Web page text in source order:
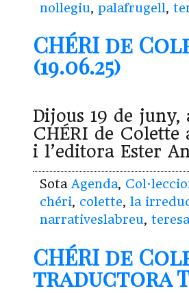
nollegiu, palafrugell,
CHÉRI de
(19.06.25)
Dijous 19 de juny,
CHÉRI de
i l’editora Ester
Sota Agenda,
chéri, colette, la
narrativeslabreu,
CHÉRI de
traductora